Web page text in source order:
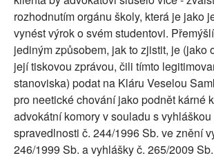
rozhodnutím orgánu školy, která je jako
vynést výrok o svém studentovi.
jediným způsobem, jak to zjistit, je (jako
její tiskovou zprávou, čili tímto
stanoviska) podat na Kláru Veselou
pro neetické chování jako podnět kárné
advokátní komory v souladu s
spravedlnosti č. 244/1996 Sb. ve znění
246/1999 Sb. a vyhlášky č. 265/2009 Sb.